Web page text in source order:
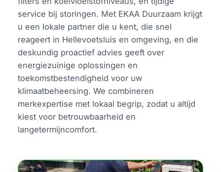
service bij storingen. Met EKAA Duurzaam krijgt
u een lokale partner die u kent, die snel
reageert in Hellevoetsluis en omgeving, en die
deskundig proactief advies geeft over
energiezuinige oplossingen en
toekomstbestendigheid voor uw
klimaatbeheersing. We combineren
merkexpertise met lokaal begrip, zodat u altijd
kiest voor betrouwbaarheid en
langetermijncomfort.